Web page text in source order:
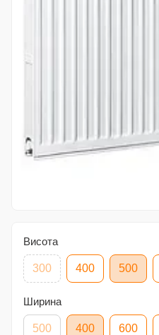
Висота
300 400 500
Ширина
500 400 600